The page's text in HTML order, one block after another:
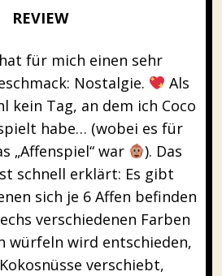
REVIEW
für mich einen sehr
Nostalgie.
Als
kein Tag, an dem ich Coco
habe… (wobei es für
„Affenspiel“ war
). Das
schnell erklärt: Es gibt
sich je 6 Affen befinden
verschiedenen Farben
würfeln wird entschieden,
verschiebt,